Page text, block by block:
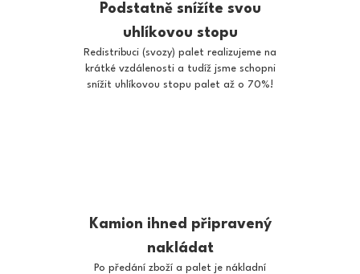
Podstatně snížíte svou
uhlíkovou stopu
Redistribuci (svozy) palet realizujeme na
krátké vzdálenosti a tudíž jsme schopni
snížit uhlíkovou stopu palet až o 70%!
Kamion ihned připravený
nakládat
Po předání zboží a palet je nákladní